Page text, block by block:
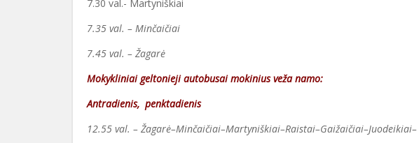
7.30 val.- Martyniškiai
7.35 val. – Minčaičiai
7.45 val. – Žagarė
Mokykliniai geltonieji autobusai mokinius veža namo:
Antradienis, penktadienis
12.55 val. – Žagarė–Minčaičiai–Martyniškiai–Raistai–Gaižaičiai–Juodeikiai–